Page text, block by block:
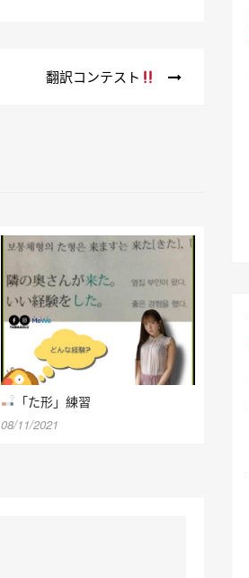
翻訳コンテスト
「た形」練習
08/11/2021